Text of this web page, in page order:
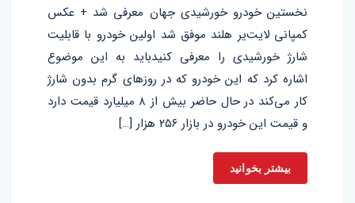
نخستین خودرو خورشیدی جهان معرفی شد + عکس
کمپانی لایت‌یر هلند موفق شد اولین خودرو با قابلیت
شارژ خورشیدی را معرفی کنیدباید به این موضوع
اشاره کرد که این خودرو که در روزهای گرم بدون شارژ
کار می‌کند در حال حاضر بیش از ۸ میلیارد قیمت دارد
و قیمت این خودرو در بازار ۲۵۶ هزار […]
بیشتر بخوانید